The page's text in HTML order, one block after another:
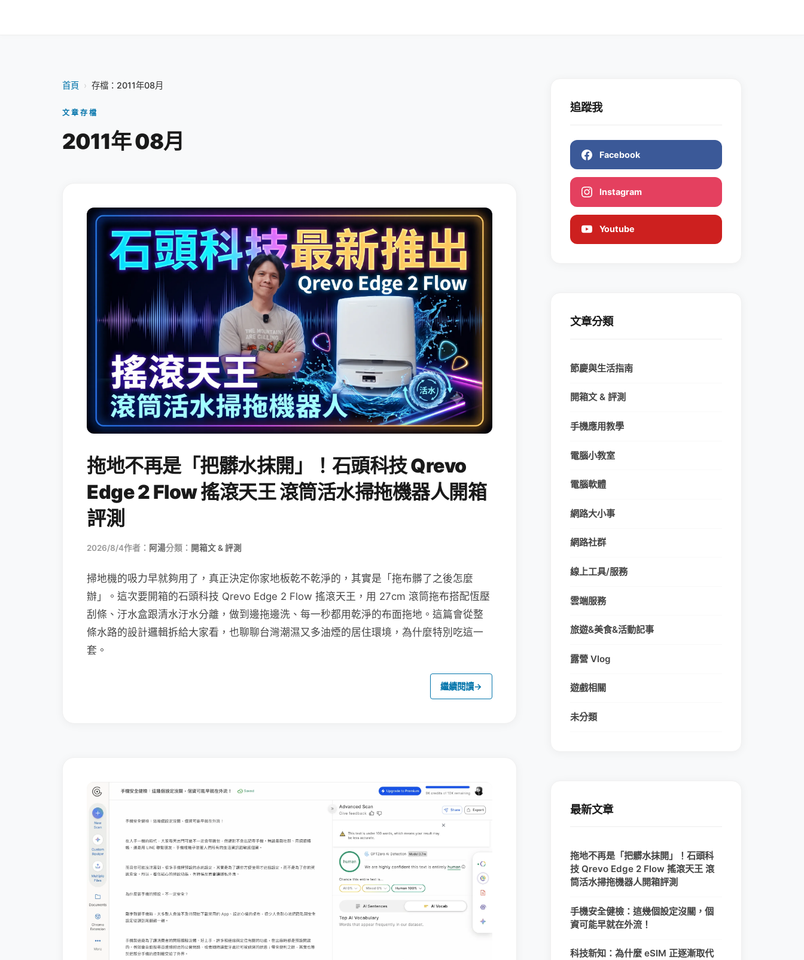
首頁 › 存檔：2011年08月
文章存檔
2011年 08月
拖地不再是「把髒水抹開」！石頭科技 Qrevo
Edge 2 Flow 搖滾天王 滾筒活水掃拖機器人開箱
評測
2026/8/4作者： 阿湯分類： 開箱文 & 評測
掃地機的吸力早就夠用了，真正決定你家地板乾不乾淨的，其實是「拖布髒了之後怎麼
辦」。這次要開箱的石頭科技 Qrevo Edge 2 Flow 搖滾天王，用 27cm 滾筒拖布搭配恆壓
刮條、汙水盒跟清水汙水分離，做到邊拖邊洗、每一秒都用乾淨的布面拖地。這篇會從整
條水路的設計邏輯拆給大家看，也聊聊台灣潮濕又多油煙的居住環境，為什麼特別吃這一
套。
繼續閱讀→
追蹤我
Facebook
Instagram
Youtube
文章分類
節慶與生活指南
開箱文 & 評測
手機應用教學
電腦小教室
電腦軟體
網路大小事
網路社群
線上工具/服務
雲端服務
旅遊&美食&活動記事
露營 Vlog
遊戲相關
未分類
最新文章
拖地不再是「把髒水抹開」！石頭科
技 Qrevo Edge 2 Flow 搖滾天王 滾
筒活水掃拖機器人開箱評測
手機安全健檢：這幾個設定沒關，個
資可能早就在外流！
科技新知：為什麼 eSIM 正逐漸取代